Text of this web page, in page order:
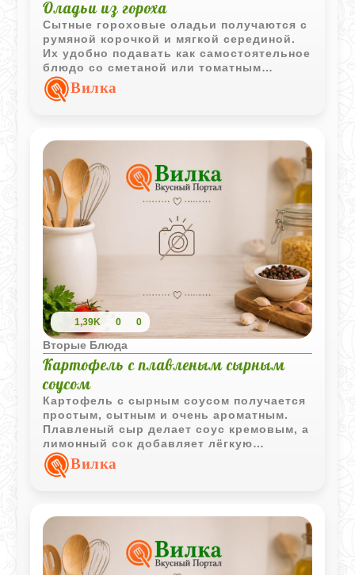
Оладьи из гороха
Сытные гороховые оладьи получаются с
румяной корочкой и мягкой серединой.
Их удобно подавать как самостоятельное
блюдо со сметаной или томатным
соусом.Вилка
1,39K 0 0
Вторые Блюда
Картофель с плавленым сырным
соусом
Картофель с сырным соусом получается
простым, сытным и очень ароматным.
Плавленый сыр делает соус кремовым, а
лимонный сок добавляет лёгкую
освежающую нотку.
Вилка